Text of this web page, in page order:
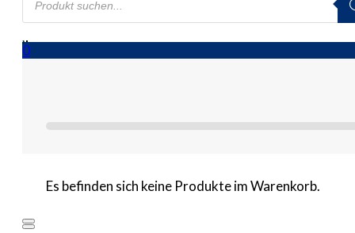
Products
search
0
Es befinden sich keine Produkte im Warenkorb.